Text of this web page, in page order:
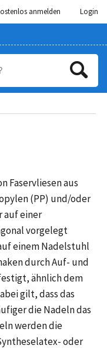
anmelden Login
Faservliesen aus
(PP) und/oder
auf einer
vorgelegt
einem Nadelstuhl
durch Auf- und
ähnlich dem
gilt, dass das
die Nadeln das
werden die
oder